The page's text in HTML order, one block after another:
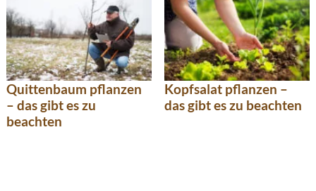
Quittenbaum pflanzen
– das gibt es zu
beachten
Kopfsalat pflanzen –
das gibt es zu beachten